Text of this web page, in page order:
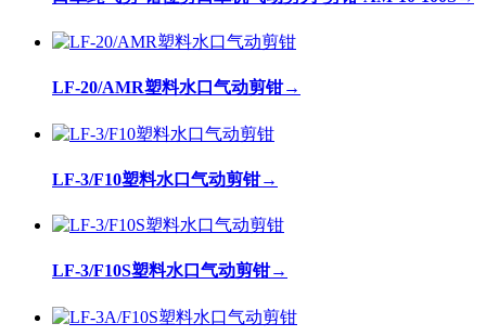
LF-20/AMR塑料水口气动剪钳→
LF-3/F10塑料水口气动剪钳→
LF-3/F10S塑料水口气动剪钳→